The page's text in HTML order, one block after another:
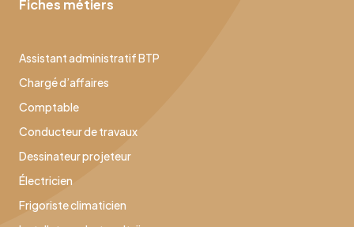
Fiches métiers
Assistant administratif BTP
Chargé d’affaires
Comptable
Conducteur de travaux
Dessinateur projeteur
Électricien
Frigoriste climaticien